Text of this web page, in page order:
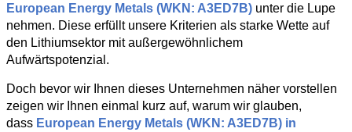
European Energy Metals (WKN: A3ED7B) unter die Lupe
nehmen. Diese erfüllt unsere Kriterien als starke Wette auf
den Lithiumsektor mit außergewöhnlichem
Aufwärtspotenzial.
Doch bevor wir Ihnen dieses Unternehmen näher vorstellen
zeigen wir Ihnen einmal kurz auf, warum wir glauben,
dass European Energy Metals (WKN: A3ED7B) in